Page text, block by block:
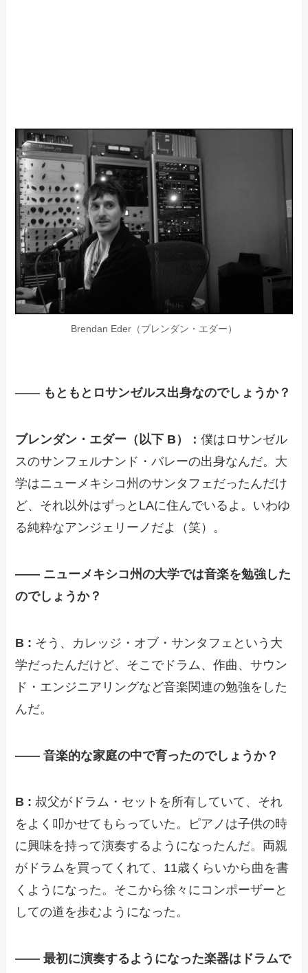
Brendan Eder（ブレンダン・エダー）
—— もともとロサンゼルス出身なのでしょうか？
ブレンダン・エダー（以下 B）：僕はロサンゼル
スのサンフェルナンド・バレーの出身なんだ。大
学はニューメキシコ州のサンタフェだったんだけ
ど、それ以外はずっとLAに住んでいるよ。いわゆ
る純粋なアンジェリーノだよ（笑）。
—— ニューメキシコ州の大学では音楽を勉強した
のでしょうか？
B : そう、カレッジ・オブ・サンタフェという大
学だったんだけど、そこでドラム、作曲、サウン
ド・エンジニアリングなど音楽関連の勉強をした
んだ。
—— 音楽的な家庭の中で育ったのでしょうか？
B :叔父がドラム・セットを所有していて、それ
をよく叩かせてもらっていた。ピアノは子供の時
に興味を持って演奏するようになったんだ。両親
がドラムを買ってくれて、11歳くらいから曲を書
くようになった。そこから徐々にコンポーザーと
しての道を歩むようになった。
—— 最初に演奏するようになった楽器はドラムで